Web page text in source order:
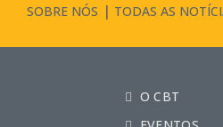
SOBRE NÓS TODAS AS
O CBT